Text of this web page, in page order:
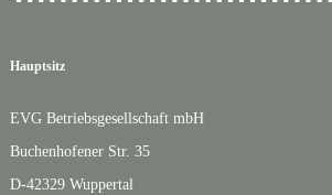
Hauptsitz
EVG Betriebsgesellschaft mbH
Buchenhofener Str. 35
D-42329 Wuppertal